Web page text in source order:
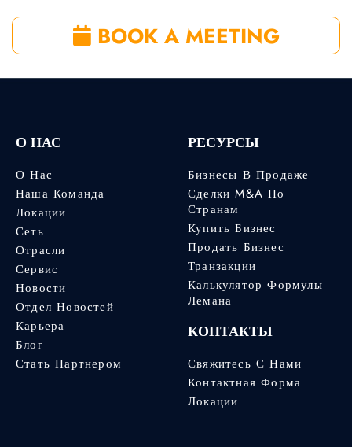
BOOK A MEETING
О НАС
О Нас
Наша Команда
Локации
Сеть
Отрасли
Сервис
Новости
Отдел Новостей
Карьера
Блог
Стать Партнером
РЕСУРСЫ
Бизнесы В Продаже
Сделки M&A По
Странам
Купить Бизнес
Продать Бизнес
Транзакции
Калькулятор Формулы
Лемана
КОНТАКТЫ
Свяжитесь С Нами
Контактная Форма
Локации